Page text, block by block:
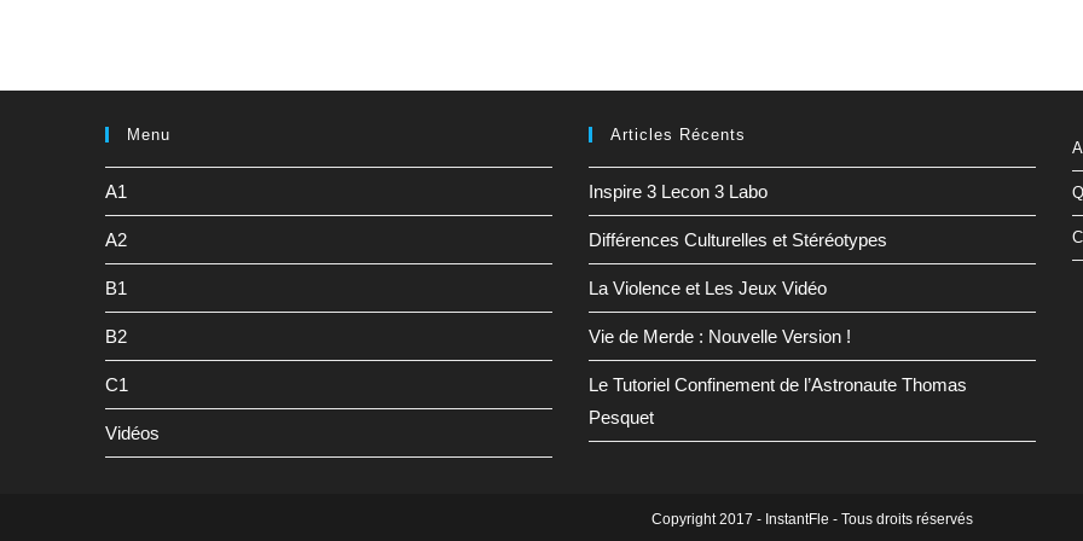
Menu
A1
A2
B1
B2
C1
Vidéos
Articles Récents
Inspire 3 Lecon 3 Labo
Différences Culturelles et Stéréotypes
La Violence et Les Jeux Vidéo
Vie de Merde : Nouvelle Version !
Le Tutoriel Confinement de l’Astronaute Thomas
Pesquet
Copyright 2017 - InstantFle - Tous droits réservés